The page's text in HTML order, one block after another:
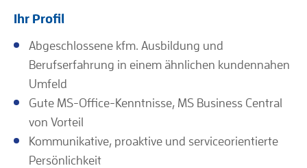
Ihr Profil
Abgeschlossene kfm. Ausbildung und
Berufserfahrung in einem ähnlichen kundennahen
Umfeld
Gute MS-Office-Kenntnisse, MS Business Central
von Vorteil
Kommunikative, proaktive und serviceorientierte
Persönlichkeit